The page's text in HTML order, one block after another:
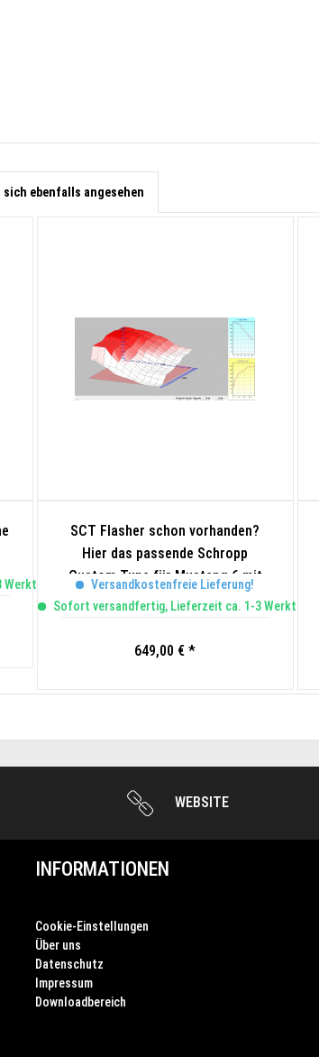
sich ebenfalls angesehen
SCT Flasher schon vorhanden?
Hier das passende Schropp
Custom Tune für Mustang 6 mit
Zulassung
Versandkostenfreie Lieferung!
Sofort versandfertig, Lieferzeit ca. 1-3 Werktage
649,00 € *
WEBSITE
INFORMATIONEN
Cookie-Einstellungen
Über uns
Datenschutz
Impressum
Downloadbereich